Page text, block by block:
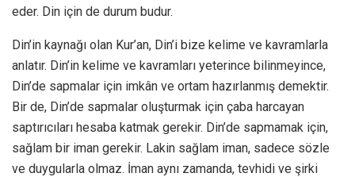
eder. Din için de durum budur.
Din’in kaynağı olan Kur’an, Din’i bize kelime ve kavramlarla
anlatır. Din’in kelime ve kavramları yeterince bilinmeyince,
Din’de sapmalar için imkân ve ortam hazırlanmış demektir.
Bir de, Din’de sapmalar oluşturmak için çaba harcayan
saptırıcıları hesaba katmak gerekir. Din’de sapmamak için,
sağlam bir iman gerekir. Lakin sağlam iman, sadece sözle
ve duygularla olmaz. İman aynı zamanda, tevhidi ve şirki